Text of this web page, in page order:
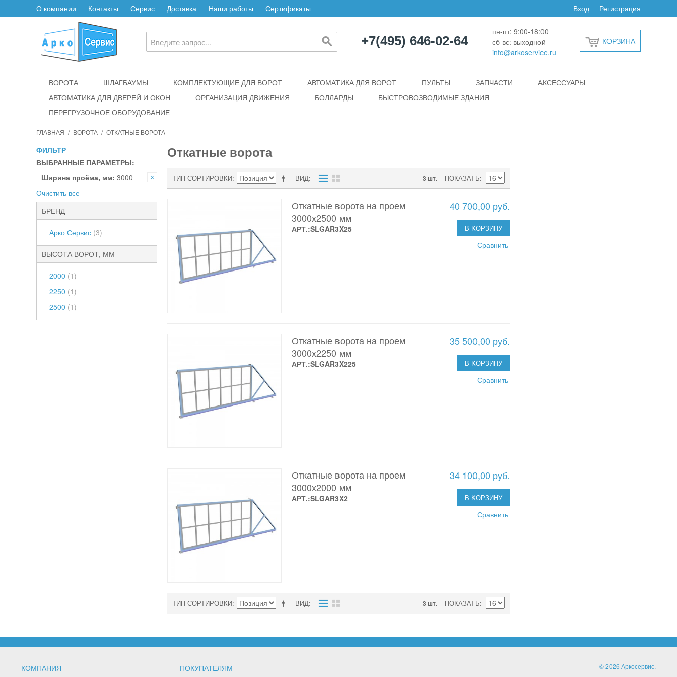
О компании Контакты Сервис Доставка Наши работы Сертификаты Регистрация
Вход
+7(495) 646-02-64
пн-пт: 9:00-18:00
сб-вс: выходной
info@arkoservice.ru
КОРЗИНА
ВОРОТА ШЛАГБАУМЫ КОМПЛЕКТУЮЩИЕ ДЛЯ ВОРОТ АВТОМАТИКА ДЛЯ ВОРОТ ПУЛЬТЫ ЗАПЧАСТИ
АКСЕССУАРЫ
АВТОМАТИКА ДЛЯ ДВЕРЕЙ И ОКОН
ОРГАНИЗАЦИЯ ДВИЖЕНИЯ БОЛЛАРДЫ
БЫСТРОВОЗВОДИМЫЕ ЗДАНИЯ
ПЕРЕГРУЗОЧНОЕ ОБОРУДОВАНИЕ
ГЛАВНАЯ / ВОРОТА / ОТКАТНЫЕ ВОРОТА
ФИЛЬТР
ВЫБРАННЫЕ ПАРАМЕТРЫ:
Ширина проёма, мм: 3000
Очистить все
БРЕНД
Арко Сервис (3)
ВЫСОТА ВОРОТ, ММ
2000 (1)
2250 (1)
2500 (1)
Откатные ворота
ВИД
ТИП СОРТИРОВКИ 3 шт. ПОКАЗАТЬ
Откатные ворота на проем
3000х2500 мм
АРТ.:SLGAR3X25
40 700,00 руб.
В КОРЗИНУ
Сравнить
Откатные ворота на проем
3000х2250 мм
АРТ.:SLGAR3X225
35 500,00 руб.
В КОРЗИНУ
Сравнить
Откатные ворота на проем
3000х2000 мм
АРТ.:SLGAR3X2
34 100,00 руб.
В КОРЗИНУ
Сравнить
ВИД
ТИП СОРТИРОВКИ 3 шт. ПОКАЗАТЬ
КОМПАНИЯ ПОКУПАТЕЛЯМ © 2026 Аркосервис.